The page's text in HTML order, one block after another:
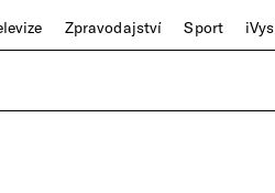
Zpravodajství Sport